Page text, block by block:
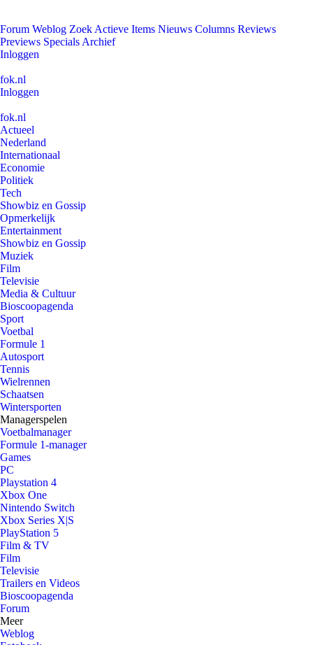
Forum Weblog Zoek Actieve Items Nieuws Columns Reviews
Previews Specials Archief
Inloggen
fok.nl
Inloggen
fok.nl
Actueel
Nederland
Internationaal
Economie
Politiek
Tech
Showbiz en Gossip
Opmerkelijk
Entertainment
Showbiz en Gossip
Muziek
Film
Televisie
Media & Cultuur
Bioscoopagenda
Sport
Voetbal
Formule 1
Autosport
Tennis
Wielrennen
Schaatsen
Wintersporten
Managerspelen
Voetbalmanager
Formule 1-manager
Games
PC
Playstation 4
Xbox One
Nintendo Switch
Xbox Series X|S
PlayStation 5
Film & TV
Film
Televisie
Trailers en Videos
Bioscoopagenda
Forum
Meer
Weblog